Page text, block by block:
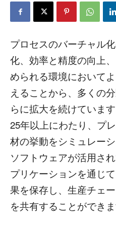
プロセスのバーチャル
化、効率と精度の向上
められる環境において
えることから、多くの
らに拡大を続けていま
25年以上にわたり、プ
材の挙動をシミュレー
ソフトウェアが活用さ
プリケーションを通じ
果を保存し、生産チェ
を共有することができま